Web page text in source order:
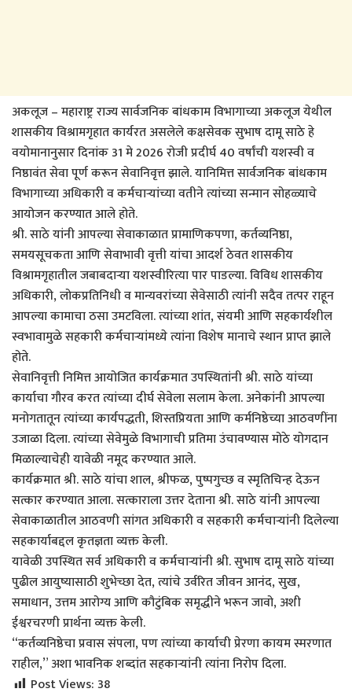
अकलूज – महाराष्ट्र राज्य सार्वजनिक बांधकाम विभागाच्या अकलूज येथील
शासकीय विश्रामगृहात कार्यरत असलेले कक्षसेवक सुभाष दामू साठे हे
वयोमानानुसार दिनांक 31 मे 2026 रोजी प्रदीर्घ 40 वर्षांची यशस्वी व
निष्ठावंत सेवा पूर्ण करून सेवानिवृत्त झाले. यानिमित्त सार्वजनिक बांधकाम
विभागाच्या अधिकारी व कर्मचाऱ्यांच्या वतीने त्यांच्या सन्मान सोहळ्याचे
आयोजन करण्यात आले होते.
श्री. साठे यांनी आपल्या सेवाकाळात प्रामाणिकपणा, कर्तव्यनिष्ठा,
समयसूचकता आणि सेवाभावी वृत्ती यांचा आदर्श ठेवत शासकीय
विश्रामगृहातील जबाबदाऱ्या यशस्वीरित्या पार पाडल्या. विविध शासकीय
अधिकारी, लोकप्रतिनिधी व मान्यवरांच्या सेवेसाठी त्यांनी सदैव तत्पर राहून
आपल्या कामाचा ठसा उमटविला. त्यांच्या शांत, संयमी आणि सहकार्यशील
स्वभावामुळे सहकारी कर्मचाऱ्यांमध्ये त्यांना विशेष मानाचे स्थान प्राप्त झाले
होते.
सेवानिवृत्ती निमित्त आयोजित कार्यक्रमात उपस्थितांनी श्री. साठे यांच्या
कार्याचा गौरव करत त्यांच्या दीर्घ सेवेला सलाम केला. अनेकांनी आपल्या
मनोगतातून त्यांच्या कार्यपद्धती, शिस्तप्रियता आणि कर्मनिष्ठेच्या आठवणींना
उजाळा दिला. त्यांच्या सेवेमुळे विभागाची प्रतिमा उंचावण्यास मोठे योगदान
मिळाल्याचेही यावेळी नमूद करण्यात आले.
कार्यक्रमात श्री. साठे यांचा शाल, श्रीफळ, पुष्पगुच्छ व स्मृतिचिन्ह देऊन
सत्कार करण्यात आला. सत्काराला उत्तर देताना श्री. साठे यांनी आपल्या
सेवाकाळातील आठवणी सांगत अधिकारी व सहकारी कर्मचाऱ्यांनी दिलेल्या
सहकार्याबद्दल कृतज्ञता व्यक्त केली.
यावेळी उपस्थित सर्व अधिकारी व कर्मचाऱ्यांनी श्री. सुभाष दामू साठे यांच्या
पुढील आयुष्यासाठी शुभेच्छा देत, त्यांचे उर्वरित जीवन आनंद, सुख,
समाधान, उत्तम आरोग्य आणि कौटुंबिक समृद्धीने भरून जावो, अशी
ईश्वरचरणी प्रार्थना व्यक्त केली.
“कर्तव्यनिष्ठेचा प्रवास संपला, पण त्यांच्या कार्याची प्रेरणा कायम स्मरणात
राहील,” अशा भावनिक शब्दांत सहकाऱ्यांनी त्यांना निरोप दिला.
Post Views:38